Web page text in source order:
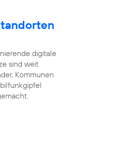
digitale
sind weit
Kommunen